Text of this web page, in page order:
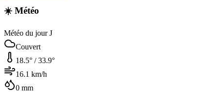
☀️ Météo
Météo du jour J
Couvert
18.5° /33.9°
16.1 km/h
0 mm